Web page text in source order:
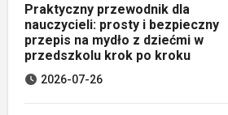
Praktyczny przewodnik dla
nauczycieli: prosty i bezpieczny
przepis na mydło z dziećmi w
przedszkolu krok po kroku
2026-07-26